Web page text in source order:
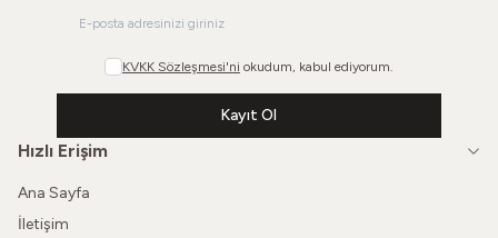
KVKK Sözleşmesi'ni okudum, kabul ediyorum.
Kayıt Ol
Hızlı Erişim
Ana Sayfa
İletişim